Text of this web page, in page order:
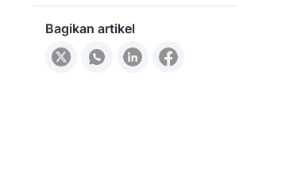
Bagikan artikel